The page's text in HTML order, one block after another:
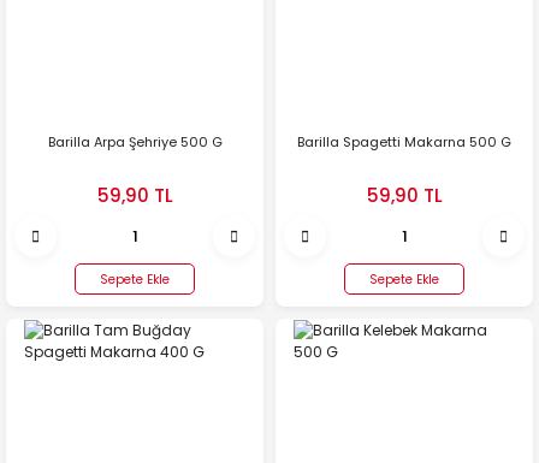
Barilla Arpa Şehriye 500 G
59,90 TL
Sepete Ekle
Barilla Spagetti Makarna 500 G
59,90 TL
Sepete Ekle